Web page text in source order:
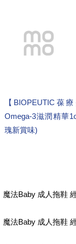
【BIOPEUTIC葆療
Omega-3滋潤精華
瑰新賞味)
魔法Baby 成人拖鞋
魔法Baby 成人拖鞋